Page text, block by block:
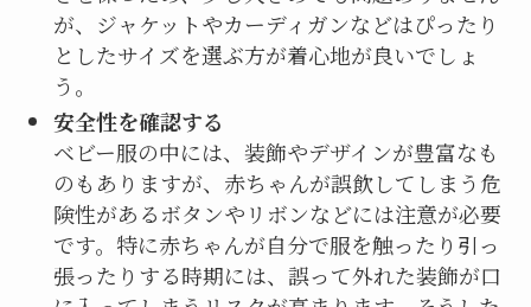
が、ジャケットやカーディガンなどはぴったり
としたサイズを選ぶ方が着心地が良いでしょ
う。
安全性を確認する
ベビー服の中には、装飾やデザインが豊富なも
のもありますが、赤ちゃんが誤飲してしまう危
険性があるボタンやリボンなどには注意が必要
です。特に赤ちゃんが自分で服を触ったり引っ
張ったりする時期には、誤って外れた装飾が口